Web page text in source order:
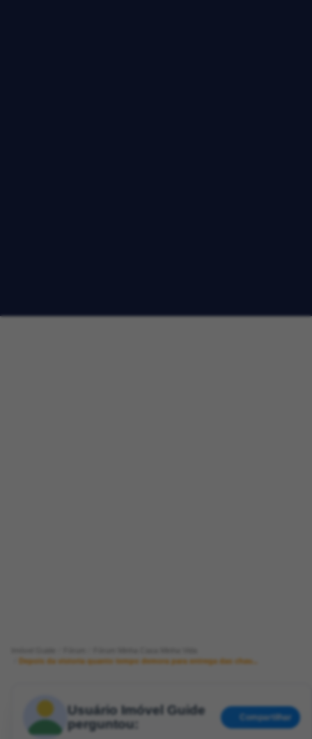
Depois da vistoria quanto tempo demora para entrega das chav...
Usuário Imóvel Guide
perguntou:
Compartilhar